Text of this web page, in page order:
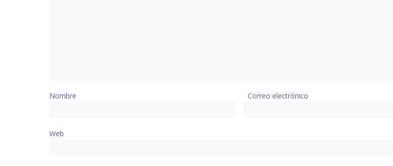
Nombre Correo electrónico
Web